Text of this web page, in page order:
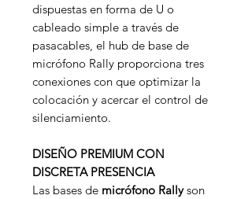
dispuestas en forma de U o
cableado simple a través de
pasacables, el hub de base de
micrófono Rally proporciona tres
conexiones con que optimizar la
colocación y acercar el control de
silenciamiento.
DISEÑO PREMIUM CON
DISCRETA PRESENCIA
Las bases de micrófono Rallyson